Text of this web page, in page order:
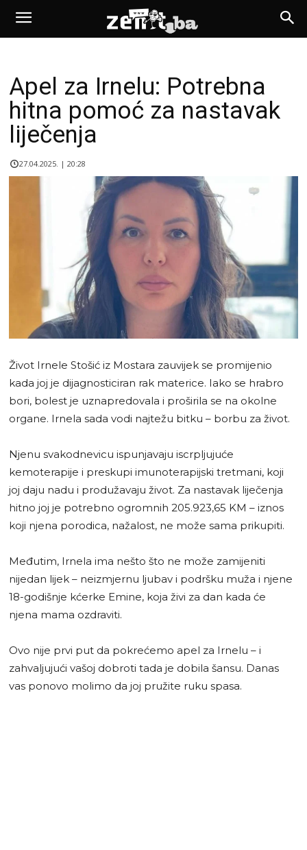
Apel za Irnelu: Potrebna
hitna pomoć za nastavak
liječenja
27.04.2025. | 20:28
Život Irnele Stošić iz Mostara zauvijek se promijenio
kada joj je dijagnosticiran rak materice. Iako se hrabro
bori, bolest je uznapredovala i proširila se na okolne
organe. Irnela sada vodi najtežu bitku – borbu za život.
Njenu svakodnevicu ispunjavaju iscrpljujuće
kemoterapije i preskupi imunoterapijski tretmani, koji
joj daju nadu i produžavaju život. Za nastavak liječenja
hitno joj je potrebno ogromnih 205.923,65 KM – iznos
koji njena porodica, nažalost, ne može sama prikupiti.
Međutim, Irnela ima nešto što ne može zamijeniti
nijedan lijek – neizmjernu ljubav i podršku muža i njene
18-godišnje kćerke Emine, koja živi za dan kada će
njena mama ozdraviti.
Ovo nije prvi put da pokrećemo apel za Irnelu – i
zahvaljujući vašoj dobroti tada je dobila šansu. Danas
vas ponovo molimo da joj pružite ruku spasa.